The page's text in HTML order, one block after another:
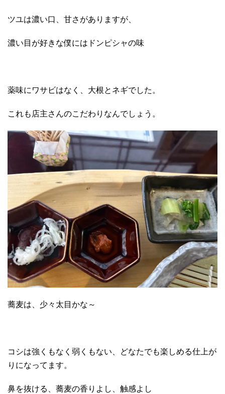
ツユは濃い口、甘さがありますが、
濃い目が好きな僕にはドンピシャの味
薬味にワサビはなく、大根とネギでした。
これも店主さんのこだわりなんでしょう。
蕎麦は、少々太目かな～
コシは強くもなく弱くもない、どなたでも楽しめる仕上が
りになってます。
鼻を抜ける、蕎麦の香りよし、触感よし